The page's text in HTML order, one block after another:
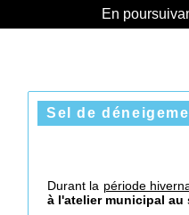
En
Sel de
Durant la période
à l'atelier municipal au